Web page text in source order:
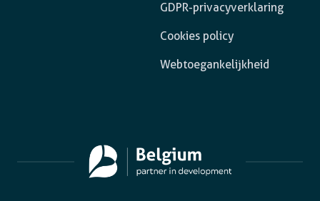
GDPR-privacyverklaring
Cookies policy
Webtoegankelijkheid